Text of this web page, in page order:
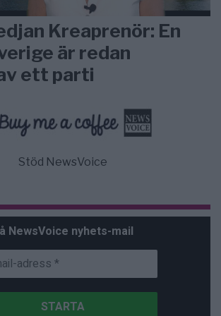
Kreaprenör: En
är redan
ett parti
Stöd NewsVoice
NewsVoice nyhets-mail